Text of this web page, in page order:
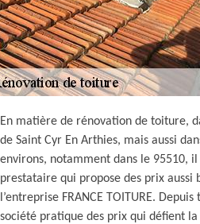
En matière de rénovation de toiture,
de Saint Cyr En Arthies, mais aussi
environs, notamment dans le 95510, il
prestataire qui propose des prix aussi
l’entreprise FRANCE TOITURE.
société pratique des prix qui défient